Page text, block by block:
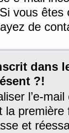
vous
de
dans
?!
l’e-
la première
et